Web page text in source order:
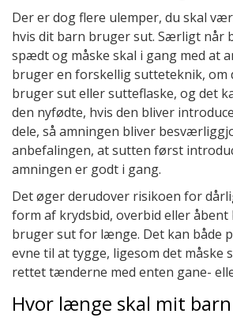
Der er dog flere ulemper, du skal
hvis dit barn bruger sut. Særligt når
spædt og måske skal i gang med at
bruger en forskellig sutteteknik, om
bruger sut eller sutteflaske, og det
den nyfødte, hvis den bliver
dele, så amningen bliver
anbefalingen, at sutten først
amningen er godt i gang.
Det øger derudover risikoen for
form af krydsbid, overbid eller åbent
bruger sut for længe. Det kan både
evne til at tygge, ligesom det måske
rettet tænderne med enten gane-
Hvor længe skal mit